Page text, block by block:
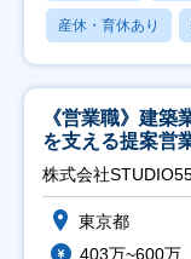
産休・育休あり
《営業職》建
を支える提案営
株式会社
東京都
403万~600万